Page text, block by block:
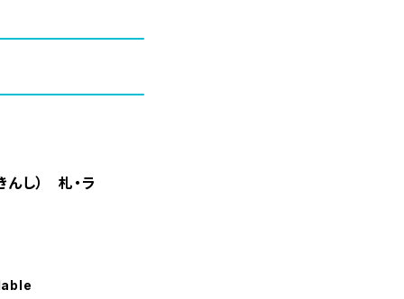
し） 札・ラ